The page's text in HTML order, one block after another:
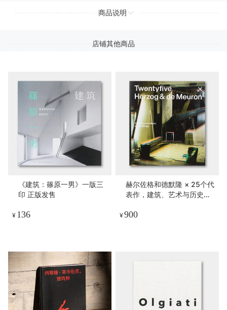
商品说明
店铺其他商品
《建筑：篠原一男》一版三
印 正版发售
¥ 136
赫尔佐格和德默隆 × 25个代
表作，建筑、艺术与历史的
& de Meuron
¥900